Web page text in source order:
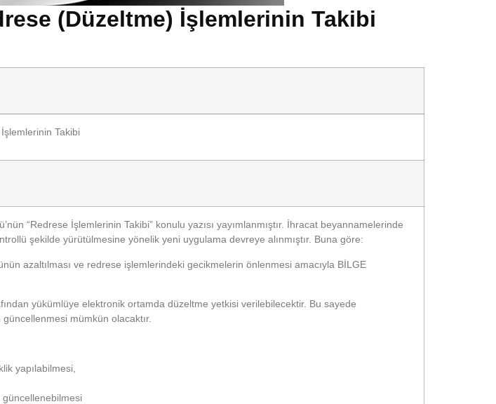
(Düzeltme) İşlemlerinin Takibi
Takibi
“Redrese İşlemlerinin Takibi” konulu yazısı yayımlanmıştır. İhracat beyannamelerinde
şekilde yürütülmesine yönelik yeni uygulama devreye alınmıştır. Buna göre:
azaltılması ve redrese işlemlerindeki gecikmelerin önlenmesi amacıyla BİLGE
yükümlüye elektronik ortamda düzeltme yetkisi verilebilecektir. Bu sayede
mümkün olacaktır.
yapılabilmesi,
güncellenebilmesi